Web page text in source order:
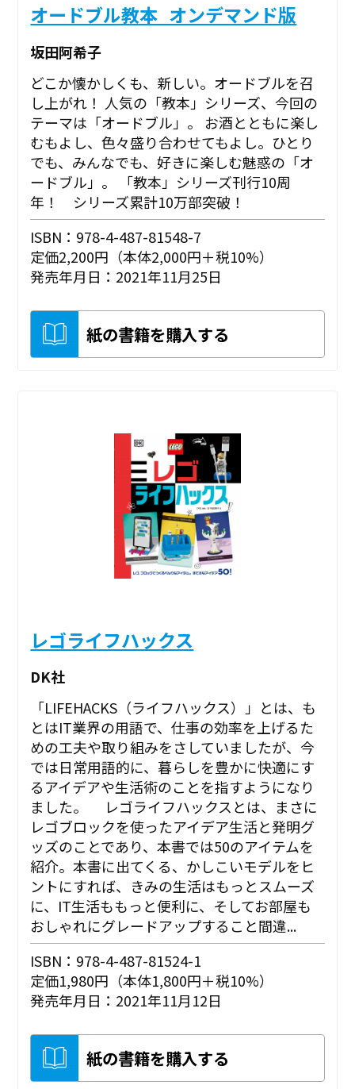
オードブル教本_オンデマンド版
坂田阿希子
どこか懐かしくも、新しい。オードブルを召
し上がれ！ 人気の「教本」シリーズ、今回の
テーマは「オードブル」。 お酒とともに楽し
むもよし、色々盛り合わせてもよし。ひとり
でも、みんなでも、好きに楽しむ魅惑の「オ
ードブル」。 「教本」シリーズ刊行10周
年！ シリーズ累計10万部突破！
ISBN：978-4-487-81548-7
定価2,200円（本体2,000円＋税10%）
発売年月日：2021年11月25日
紙の書籍を購入する
レゴライフハックス
DK社
「LIFEHACKS（ライフハックス）」とは、も
とはIT業界の用語で、仕事の効率を上げるた
めの工夫や取り組みをさしていましたが、今
では日常用語的に、暮らしを豊かに快適にす
るアイデアや生活術のことを指すようになり
ました。 レゴライフハックスとは、まさに
レゴブロックを使ったアイデア生活と発明グ
ッズのことであり、本書では50のアイテムを
紹介。本書に出てくる、かしこいモデルをヒ
ントにすれば、きみの生活はもっとスムーズ
に、IT生活ももっと便利に、そしてお部屋も
おしゃれにグレードアップすること間違...
ISBN：978-4-487-81524-1
定価1,980円（本体1,800円＋税10%）
発売年月日：2021年11月12日
紙の書籍を購入する